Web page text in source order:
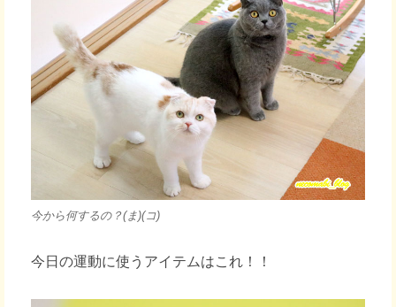
今から何するの？(ま)(コ)
今日の運動に使うアイテムはこれ！！